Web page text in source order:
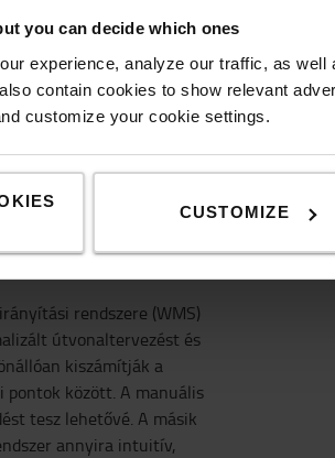
you can decide which ones
experience, analyze our traffic, as
contain cookies to show relevant
customize your cookie settings.
CUSTOMIZE
eredményezett. „A
Lex van Zwieten, a
–
tér, egyértelmű
torlódással. Ez
átláthatóságot,
rendszere (WMS)
útvonaltervezést és
kiszámítják a
pontok között. A manuális
tesz lehetővé. A másik
annyira intuitív,